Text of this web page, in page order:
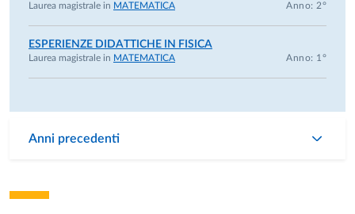
Laurea magistrale in MATEMATICA Anno: 2°
ESPERIENZE DIDATTICHE IN FISICA
Laurea magistrale in MATEMATICA Anno: 1°
Anni precedenti